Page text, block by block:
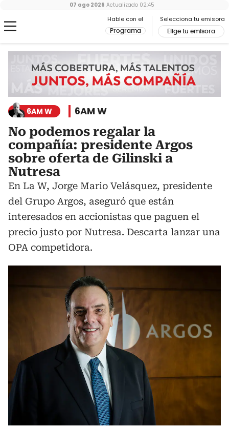
Hable con el
Programa
Selecciona tu emisora
Elige tu emisora
07 ago 2026 Actualizado 02:45
6AM W 6AM W
No podemos regalar la
compañía: presidente Argos
sobre oferta de Gilinski a
Nutresa
En La W, Jorge Mario Velásquez, presidente
del Grupo Argos, aseguró que están
interesados en accionistas que paguen el
precio justo por Nutresa. Descarta lanzar una
OPA competidora.